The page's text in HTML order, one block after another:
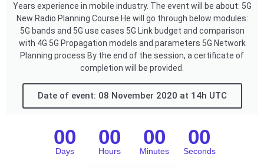
Years experience in mobile industry. The event will be about: 5G
New Radio Planning Course He will go through below modules:
5G bands and 5G use cases 5G Link budget and comparison
with 4G 5G Propagation models and parameters 5G Network
Planning process By the end of the session, a certificate of
completion will be provided.
Date of event: 08 November 2020 at 14h UTC
00
Days
00
Hours
00
Minutes
00
Seconds